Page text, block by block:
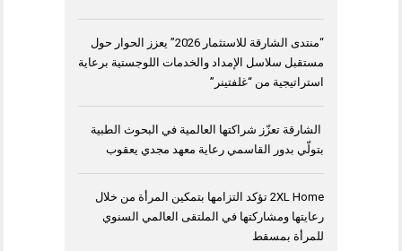
“منتدى الشارقة للاستثمار 2026” يعزز الحوار حول
مستقبل سلاسل الإمداد والخدمات اللوجستية برعاية
استراتيجية من “غلفتينر”
الشارقة تعزّز شراكتها العالمية في البحوث الطبية
بتولّي بدور القاسمي رعاية معهد مجدي يعقوب
2XL Home تؤكد التزامها بتمكين المرأة من خلال
رعايتها ومشاركتها في الملتقى العالمي السنوي
للمرأة بمسقط